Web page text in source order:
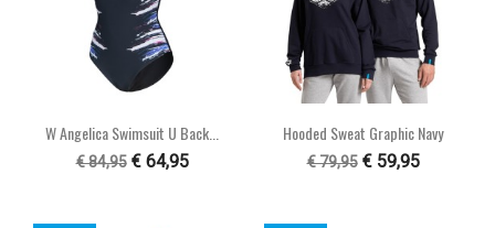
W Angelica Swimsuit U Back...
€ 84,95 € 64,95
Hooded Sweat Graphic Navy
€ 79,95 € 59,95